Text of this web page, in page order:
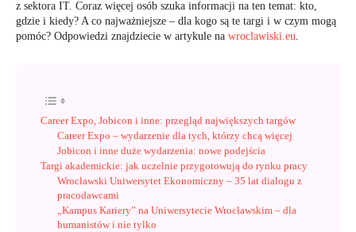
z sektora IT. Coraz więcej osób szuka informacji na ten temat: kto,
gdzie i kiedy? A co najważniejsze – dla kogo są te targi i w czym mogą
pomóc? Odpowiedzi znajdziecie w artykule na wroclawiski.eu.
Career Expo, Jobicon i inne: przegląd największych targów
Career Expo – wydarzenie dla tych, którzy chcą więcej
Jobicon i inne duże wydarzenia: nowe podejścia
Targi akademickie: jak uczelnie przygotowują do rynku pracy
Wrocławski Uniwersytet Ekonomiczny – 35 lat dialogu z
pracodawcami
„Kampus Kariery” na Uniwersytecie Wrocławskim – dla
humanistów i nie tylko